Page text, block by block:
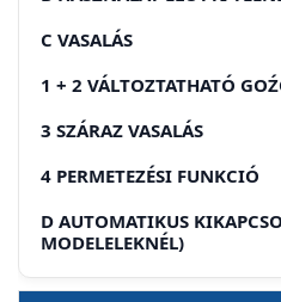
C VASALÁS
1 + 2 VÁLTOZTATHATÓ
3 SZÁRAZ VASALÁS
4 PERMETEZÉSI FUNKCIÓ
D AUTOMATIKUS
MODELELEKNÉL)
E ÖNTISZTÍTÁS